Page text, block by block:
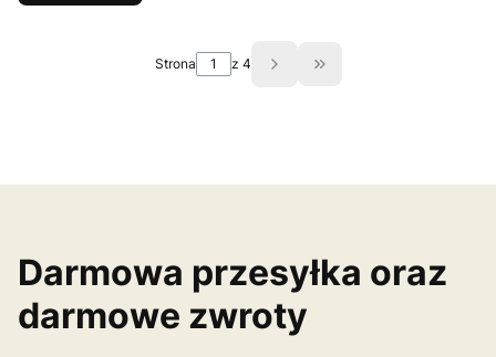
Strona z 4 Przejdź do ostatniej
Darmowa przesyłka oraz
darmowe zwroty